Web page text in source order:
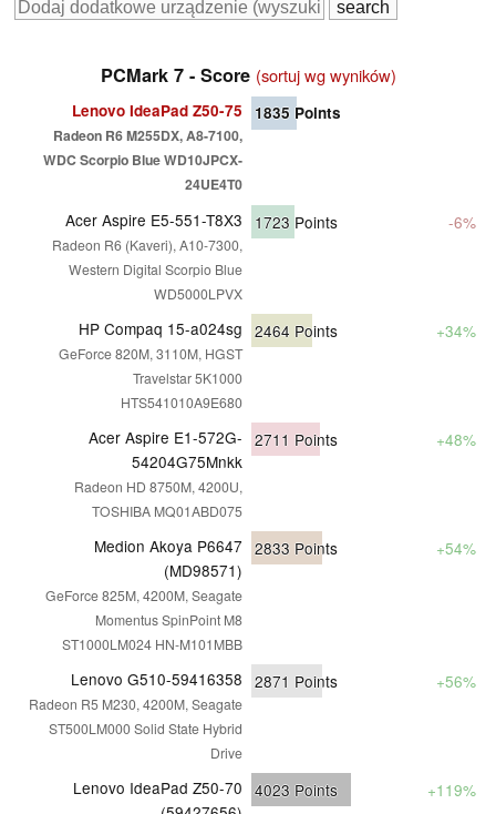
PCMark 7 - Score (sortuj wg wyników)
Lenovo IdeaPad Z50-75
Radeon R6 M255DX, A8-7100,
WDC Scorpio Blue WD10JPCX-
24UE4T0
1835 Points
Acer Aspire E5-551-T8X3
Radeon R6 (Kaveri), A10-7300,
Western Digital Scorpio Blue
WD5000LPVX
1723 Points -6%
HP Compaq 15-a024sg
GeForce 820M, 3110M, HGST
Travelstar 5K1000
HTS541010A9E680
2464 Points +34%
Acer Aspire E1-572G-
54204G75Mnkk
Radeon HD 8750M, 4200U,
TOSHIBA MQ01ABD075
2711 Points +48%
Medion Akoya P6647
(MD98571)
GeForce 825M, 4200M, Seagate
Momentus SpinPoint M8
ST1000LM024 HN-M101MBB
2833 Points +54%
Lenovo G510-59416358
Radeon R5 M230, 4200M, Seagate
ST500LM000 Solid State Hybrid
Drive
2871 Points +56%
Lenovo IdeaPad Z50-70 4023 Points +119%